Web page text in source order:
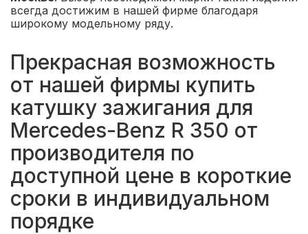
всегда достижим в нашей фирме благодаря
широкому модельному ряду.
Прекрасная возможность
от нашей фирмы купить
катушку зажигания для
Mercedes-Benz R 350 от
производителя по
доступной цене в короткие
сроки в индивидуальном
порядке